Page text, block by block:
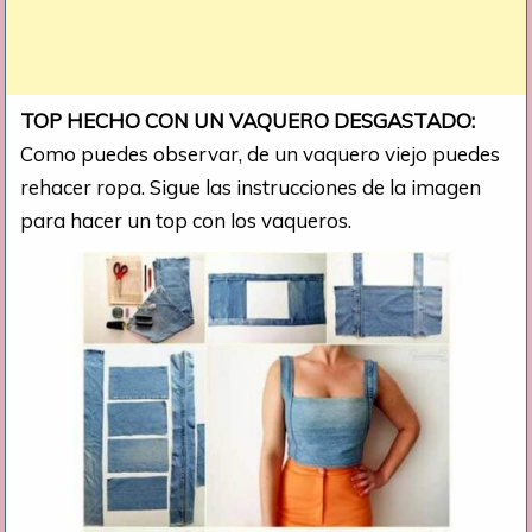
TOP HECHO CON UN VAQUERO DESGASTADO:
Como puedes observar, de un vaquero viejo puedes
rehacer ropa. Sigue las instrucciones de la imagen
para hacer un top con los vaqueros.